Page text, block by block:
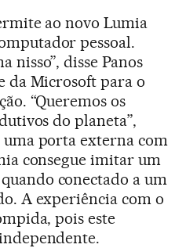
ao novo Lumia
pessoal.
nisso”, disse Panos
da Microsoft para o
“Queremos os
do planeta”,
uma porta externa com
consegue imitar um
conectado a um
A experiência com o
pois este